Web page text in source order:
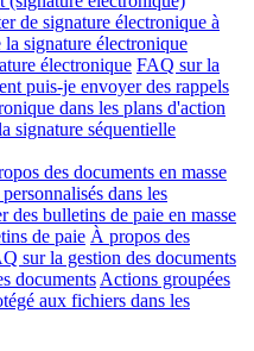
de signature électronique à
signature électronique
électronique FAQ sur la
puis-je envoyer des rappels
dans les plans d'action
signature séquentielle
des documents en masse
dans les
des bulletins de paie en masse
de paie À propos des
sur la gestion des documents
documents Actions groupées
aux fichiers dans les